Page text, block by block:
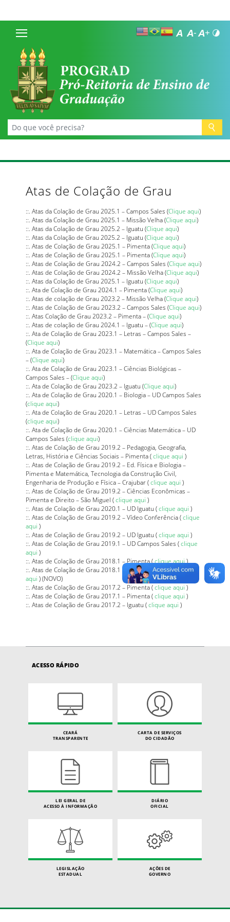
Atas de Colação de Grau
::. Atas da Colação de Grau 2025.1 – Campos Sales (Clique aqui)
::. Atas da Colação de Grau 2025.1 – Missão Velha (Clique aqui)
::. Atas da Colação de Grau 2025.2 – Iguatu (Clique aqui)
::. Atas da Colação de Grau 2025.2 – Iguatu (Clique aqui)
::. Atas de Colação de Grau 2025.1 – Pimenta (Clique aqui)
::. Atas de Colação de Grau 2025.1 – Pimenta (Clique aqui)
::. Atas de Colação de Grau 2024.2 – Campos Sales (Clique aqui)
::. Atas de Colação de Grau 2024.2 – Missão Velha (Clique aqui)
::. Atas da Colação de Grau 2025.1 – Iguatu (Clique aqui)
::. Ata de Colação de Grau 2024.1 – Pimenta (Clique aqui)
::. Atas de colação de Grau 2023.2 – Missão Velha (Clique aqui)
::. Atas de Colação de Grau 2023.2 – Campos Sales (Clique aqui)
::. Atas Colação de Grau 2023.2 – Pimenta – (Clique aqui)
::. Atas de colação de Grau 2024.1 – Iguatu – (Clique aqui)
::. Ata de Colação de Grau 2023.1 – Letras – Campos Sales –
(Clique aqui)
::. Ata de Colação de Grau 2023.1 – Matemática – Campos Sales
– (Clique aqui)
::. Ata de Colação de Grau 2023.1 – Ciências Biológicas –
Campos Sales – (Clique aqui)
::. Ata de Colação de Grau 2023.2 – Iguatu (Clique aqui)
::. Ata de Colação de Grau 2020.1 – Biologia – UD Campos Sales
(clique aqui)
::. Ata de Colação de Grau 2020.1 – Letras – UD Campos Sales
(clique aqui)
::. Ata de Colação de Grau 2020.1 – Ciências Matemática – UD
Campos Sales (clique aqui)
::. Atas de Colação de Grau 2019.2 – Pedagogia, Geografia,
Letras, História e Ciências Sociais – Pimenta (clique aqui )
::. Atas de Colação de Grau 2019.2 – Ed. Física e Biologia –
Pimenta e Matemática, Tecnologia da Construção Civil,
Engenharia de Produção e Física – Crajubar (clique aqui )
::. Atas de Colação de Grau 2019.2 – Ciências Econômicas –
Pimenta e Direito – São Miguel (clique aqui )
::. Atas de Colação de Grau 2020.1 – UD Iguatu (clique aqui )
::. Atas de Colação de Grau 2019.2 – Vídeo Conferência (clique
aqui )
::. Atas de Colação de Grau 2019.2 – UD Iguatu (clique aqui )
::. Atas de Colação de Grau 2019.1 – UD Campos Sales (clique
aqui )
::. Atas de Colação de Grau 2018.1 – Pimenta (clique aqui )
::. Atas de Colação de Grau 2018.1 – Unidade de Iguatu (clique
aqui ) (NOVO)
::. Atas de Colação de Grau 2017.2 – Pimenta (clique aqui )
::. Atas de Colação de Grau 2017.1 – Pimenta (clique aqui )
::. Atas de Colação de Grau 2017.2 – Iguatu (clique aqui )
ACESSO RÁPIDO
CEARÁ
TRANSPARENTE
CARTA DE SERVIÇOS
DO CIDADÃO
LEI GERAL DE
ACESSO À INFORMAÇÃO
DIÁRIO
OFICIAL
LEGISLAÇÃO
ESTADUAL
AÇÕES DE
GOVERNO